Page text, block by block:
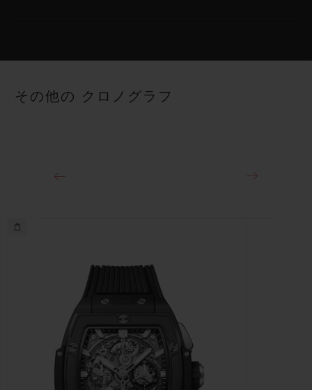
50時間
ストラップ
その他の クロノグラフ